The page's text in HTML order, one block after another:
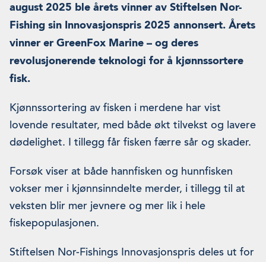
august 2025 ble årets vinner av Stiftelsen Nor-
Fishing sin Innovasjonspris 2025 annonsert. Årets
vinner er GreenFox Marine – og deres
revolusjonerende teknologi for å kjønnssortere
fisk.
Kjønnssortering av fisken i merdene har vist
lovende resultater, med både økt tilvekst og lavere
dødelighet. I tillegg får fisken færre sår og skader.
Forsøk viser at både hannfisken og hunnfisken
vokser mer i kjønnsinndelte merder, i tillegg til at
veksten blir mer jevnere og mer lik i hele
fiskepopulasjonen.
Stiftelsen Nor-Fishings Innovasjonspris deles ut for